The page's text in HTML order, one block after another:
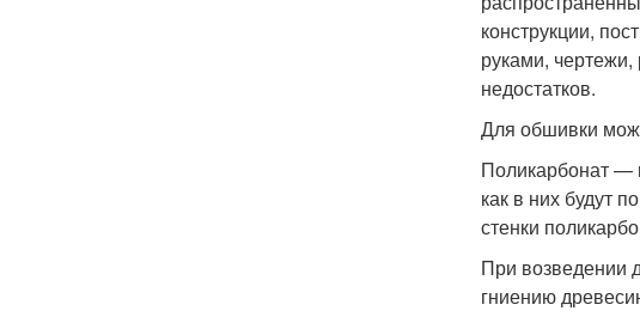
конструкции,
руками,
недостатков.
Для обшивки
Поликарбонат —
как в них будут
стенки
При возведении
гниению